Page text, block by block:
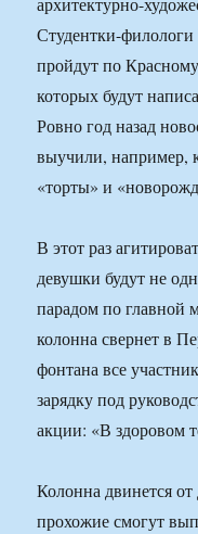
Студентки-
пройдут по
которых будут
Ровно год назад
выучили, например,
«торты» и
В этот раз
девушки будут не
парадом по главной
колонна свернет в
фонтана все
зарядку под
акции: «В здоровом
Колонна двинется
прохожие смогут